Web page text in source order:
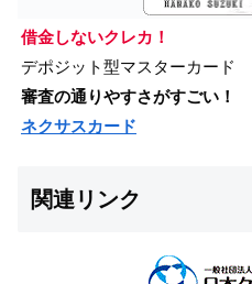
借金しないクレカ！
デポジット型マスターカード
審査の通りやすさがすごい！
ネクサスカード
関連リンク